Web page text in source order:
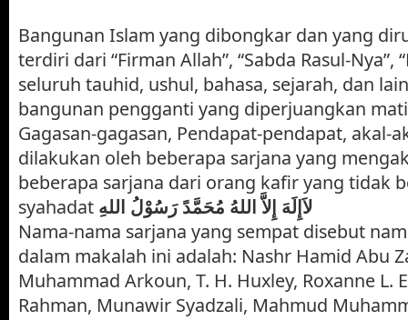
Bangunan Islam yang dibongkar dan yang
terdiri dari “Firman Allah”, “Sabda Rasul-Nya”,
seluruh tauhid, ushul, bahasa, sejarah, dan
bangunan pengganti yang diperjuangkan
Gagasan-gagasan, Pendapat-pendapat, akal-
dilakukan oleh beberapa sarjana yang
beberapa sarjana dari orang kafir yang tidak
syahadat لاَإِلَهَ إِلاَّ اللهُ مُحَمَّدً رَسُوْلُ اللهِ
Nama-nama sarjana yang sempat disebut
dalam makalah ini adalah: Nashr Hamid Abu
Muhammad Arkoun, T. H. Huxley, Roxanne L.
Rahman, Munawir Syadzali, Mahmud